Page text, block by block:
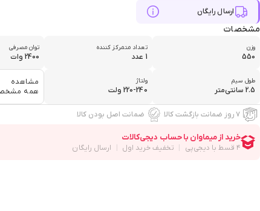
ارسال رایگان
مشخصات
وزن
550
تعداد متمرکز کننده
1 عدد
توان مصرفی
2400 وات
طول سیم
2.5 سانتی‌متر
ولتاژ
220-240 ولت
مشاهده
همه
۷ روز ضمانت بازگشت کالا ضمانت اصل بودن کالا